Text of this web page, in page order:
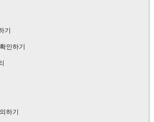
기
인하기
하기